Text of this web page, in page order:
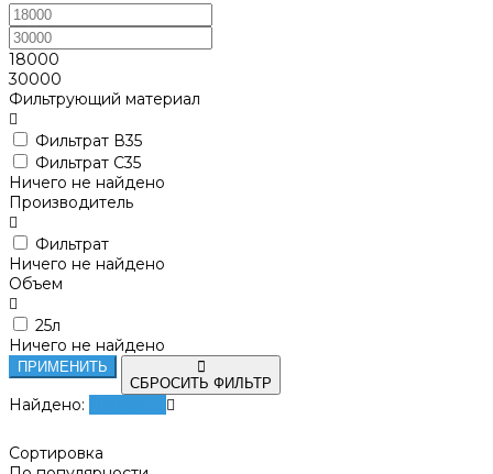
18000
30000
Фильтрующий материал
Фильтрат В35
Фильтрат С35
Ничего не найдено
Производитель
Фильтрат
Ничего не найдено
Объем
25л
Ничего не найдено
ПРИМЕНИТЬ
СБРОСИТЬ ФИЛЬТР
Найдено:
Сортировка